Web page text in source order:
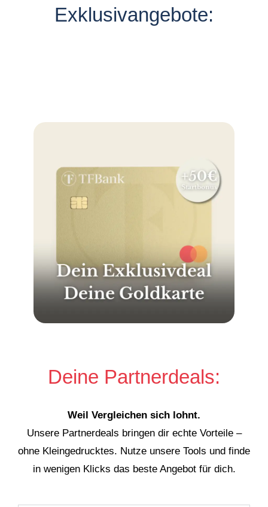
Exklusivangebote:
Deine Partnerdeals:
Weil Vergleichen sich lohnt.
Unsere Partnerdeals bringen dir echte Vorteile –
ohne Kleingedrucktes. Nutze unsere Tools und finde
in wenigen Klicks das beste Angebot für dich.